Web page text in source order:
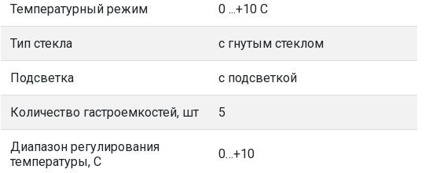
Температурный режим 0 ...+10 С
Тип стекла с гнутым стеклом
Подсветка с подсветкой
Количество гастроемкостей, шт 5
Диапазон регулирования
температуры, С
0…+10